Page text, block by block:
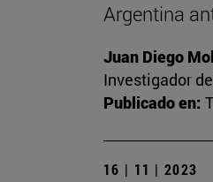
Argentina
Juan Diego
Investigador
Publicado en:
16 | 11 | 2023